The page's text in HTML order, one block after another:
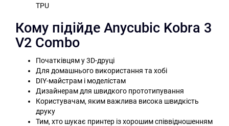
TPU
Кому підійде Anycubic Kobra 3
V2 Combo
Початківцям у 3D-друці
Для домашнього використання та хобі
DIY-майстрам і моделістам
Дизайнерам для швидкого прототипування
Користувачам, яким важлива висока швидкість
друку
Тим, хто шукає принтер із хорошим співвідношенням